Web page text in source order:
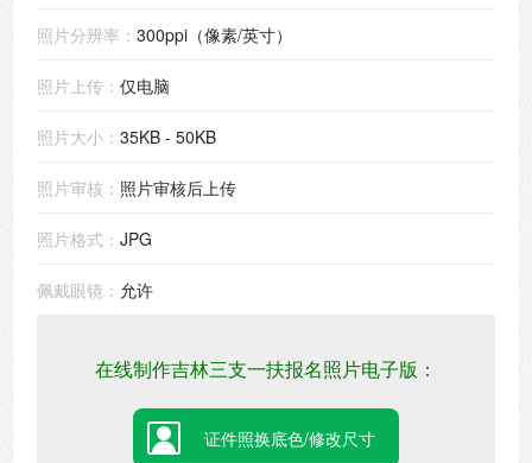
照片分辨率：300ppi（像素/英寸）
照片上传：仅电脑
照片大小：35KB - 50KB
照片审核： 照片审核后上传
照片格式：JPG
佩戴眼镜： 允许
在线制作吉林三支一扶报名照片电子版：
证件照换底色/修改尺寸